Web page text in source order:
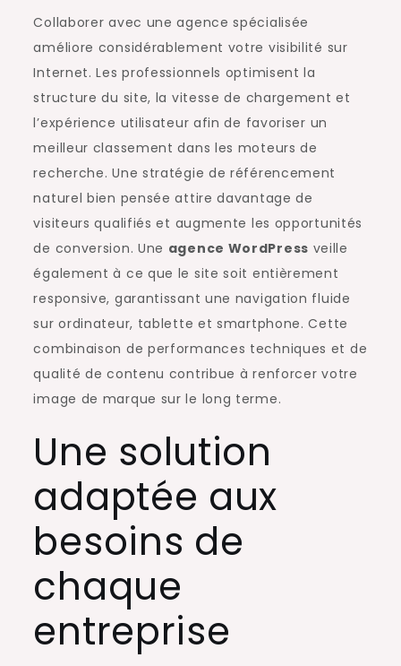
Collaborer avec une agence spécialisée
améliore considérablement votre visibilité sur
Internet. Les professionnels optimisent la
structure du site, la vitesse de chargement et
l’expérience utilisateur afin de favoriser un
meilleur classement dans les moteurs de
recherche. Une stratégie de référencement
naturel bien pensée attire davantage de
visiteurs qualifiés et augmente les opportunités
de conversion. Une agence WordPress veille
également à ce que le site soit entièrement
responsive, garantissant une navigation fluide
sur ordinateur, tablette et smartphone. Cette
combinaison de performances techniques et de
qualité de contenu contribue à renforcer votre
image de marque sur le long terme.
Une solution
adaptée aux
besoins de
chaque
entreprise